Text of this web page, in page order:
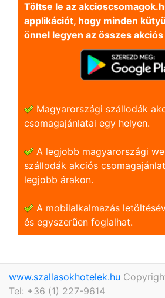
Töltse le az
applikációt, hogy minden
önnel legyen az összes akciós
Magyarországi szállodák
csomagajánlatai egy helyen.
A legjobb magyarországi
szállodák akciós
legjobb árakon.
A mobilalkalmazás
és egyszerũen foglalhat.
www.szallasokhotelek.hu
Tel: +36 (1) 227-9614